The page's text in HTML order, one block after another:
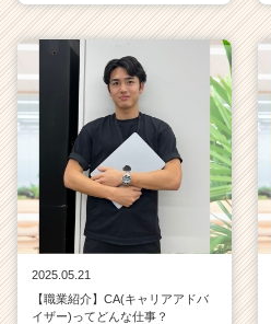
2025.05.21
【職業紹介】CA(キャリアアドバ
イザー)ってどんな仕事？